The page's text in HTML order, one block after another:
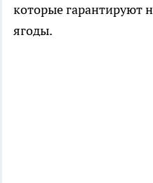
которые гарантируют
ягоды.